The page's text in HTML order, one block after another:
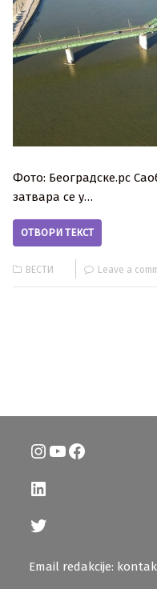
Фото: Београдске.рс
затвара се у…
ОТВОРИ ТЕКСТ
ВЕСТИ Leave a
Instagram
YouTube
Facebook
LinkedIn
Twitter
Email redakcije: